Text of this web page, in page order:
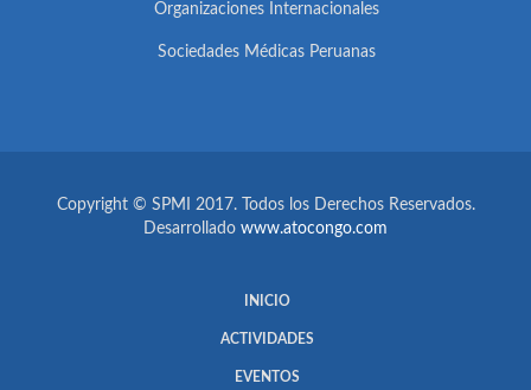
Organizaciones Internacionales
Sociedades Médicas Peruanas
Copyright © SPMI 2017. Todos los Derechos Reservados.
Desarrollado www.atocongo.com
INICIO
ACTIVIDADES
EVENTOS